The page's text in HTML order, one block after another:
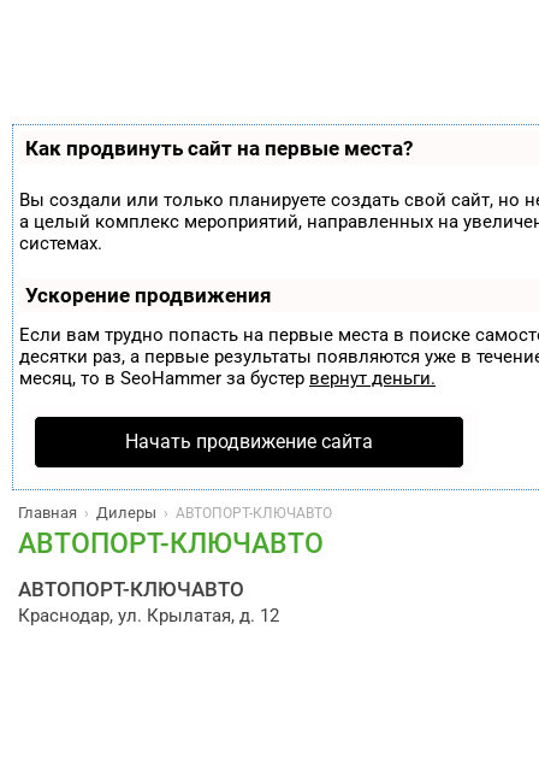
Как продвинуть сайт на первые места?
Вы создали или только планируете создать свой сайт, но
а целый комплекс мероприятий, направленных на
системах.
Ускорение продвижения
Если вам трудно попасть на первые места в поиске
десятки раз, а первые результаты появляются уже в
месяц, то в SeoHammer за бустер вернут деньги.
Начать продвижение сайта
Главная › Дилеры › АВТОПОРТ-КЛЮЧАВТО
АВТОПОРТ-КЛЮЧАВТО
АВТОПОРТ-КЛЮЧАВТО
Краснодар, ул. Крылатая, д. 12